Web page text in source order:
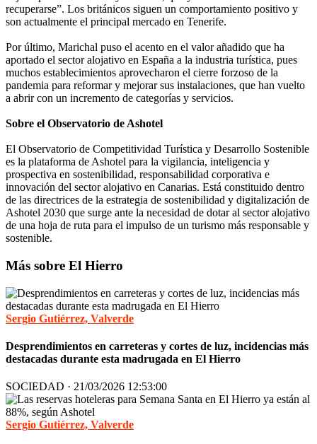
recuperarse”. Los británicos siguen un comportamiento positivo y
son actualmente el principal mercado en Tenerife.
Por último, Marichal puso el acento en el valor añadido que ha
aportado el sector alojativo en España a la industria turística, pues
muchos establecimientos aprovecharon el cierre forzoso de la
pandemia para reformar y mejorar sus instalaciones, que han vuelto
a abrir con un incremento de categorías y servicios.
Sobre el Observatorio de Ashotel
El Observatorio de Competitividad Turística y Desarrollo Sostenible
es la plataforma de Ashotel para la vigilancia, inteligencia y
prospectiva en sostenibilidad, responsabilidad corporativa e
innovación del sector alojativo en Canarias. Está constituido dentro
de las directrices de la estrategia de sostenibilidad y digitalización de
Ashotel 2030 que surge ante la necesidad de dotar al sector alojativo
de una hoja de ruta para el impulso de un turismo más responsable y
sostenible.
Más sobre El Hierro
Sergio Gutiérrez, Valverde
Desprendimientos en carreteras y cortes de luz, incidencias más
destacadas durante esta madrugada en El Hierro
SOCIEDAD · 21/03/2026 12:53:00
Sergio Gutiérrez, Valverde